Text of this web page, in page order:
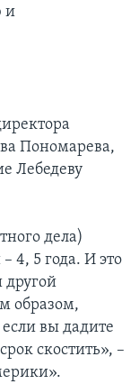
и
Пономарева,
Лебедеву
дела)
4, 5 года. И это
другой
образом,
вы дадите
скостить», –